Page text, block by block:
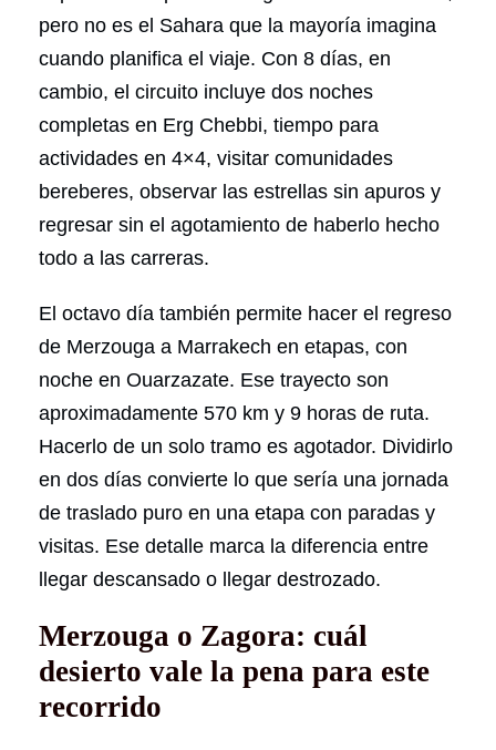
pero no es el Sahara que la mayoría imagina
cuando planifica el viaje. Con 8 días, en
cambio, el circuito incluye dos noches
completas en Erg Chebbi, tiempo para
actividades en 4×4, visitar comunidades
bereberes, observar las estrellas sin apuros y
regresar sin el agotamiento de haberlo hecho
todo a las carreras.
El octavo día también permite hacer el regreso
de Merzouga a Marrakech en etapas, con
noche en Ouarzazate. Ese trayecto son
aproximadamente 570 km y 9 horas de ruta.
Hacerlo de un solo tramo es agotador. Dividirlo
en dos días convierte lo que sería una jornada
de traslado puro en una etapa con paradas y
visitas. Ese detalle marca la diferencia entre
llegar descansado o llegar destrozado.
Merzouga o Zagora: cuál
desierto vale la pena para este
recorrido